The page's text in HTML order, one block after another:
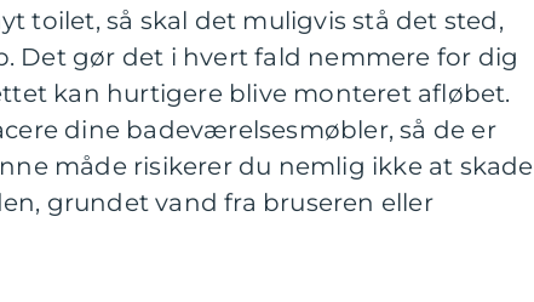
toilet, så skal det muligvis stå det sted,
Det gør det i hvert fald nemmere for dig
kan hurtigere blive monteret afløbet.
dine badeværelsesmøbler, så de er
måde risikerer du nemlig ikke at skade
grundet vand fra bruseren eller